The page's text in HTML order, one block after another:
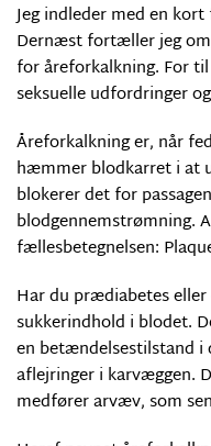
Jeg indleder med en
Dernæst fortæller jeg
for åreforkalkning. For
seksuelle udfordringer
Åreforkalkning er, når
hæmmer blodkarret i at
blokerer det for
blodgennemstrømning.
fællesbetegnelsen:
Har du prædiabetes
sukkerindhold i blodet.
en betændelsestilstand i
aflejringer i karvæggen.
medfører arvæv, som